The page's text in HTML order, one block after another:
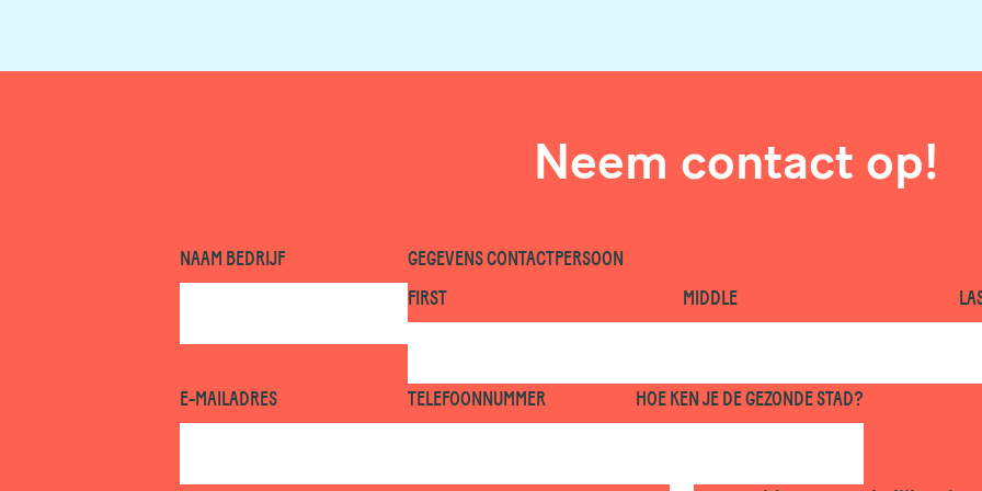
Neem contact op!
NAAM BEDRIJF
GEGEVENS CONTACTPERSOON
FIRST
MIDDLE
E-MAILADRES TELEFOONNUMMER HOE KEN JE DE GEZONDE STAD?